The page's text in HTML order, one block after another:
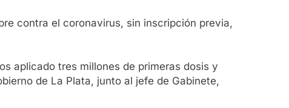
contra el coronavirus, sin inscripción previa,
aplicado tres millones de primeras dosis y
de La Plata, junto al jefe de Gabinete,